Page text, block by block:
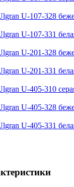
U-107-328
U-107-331
U-201-328
U-201-331
U-405-310
U-405-328
U-405-331